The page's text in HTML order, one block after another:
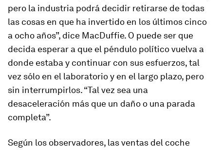
pero la industria podrá decidir retirarse de todas
las cosas en que ha invertido en los últimos cinco
a ocho años”, dice MacDuffie. O puede ser que
decida esperar a que el péndulo político vuelva a
donde estaba y continuar con sus esfuerzos, tal
vez sólo en el laboratorio y en el largo plazo, pero
sin interrumpirlos. “Tal vez sea una
desaceleración más que un daño o una parada
completa”.
Según los observadores, las ventas del coche